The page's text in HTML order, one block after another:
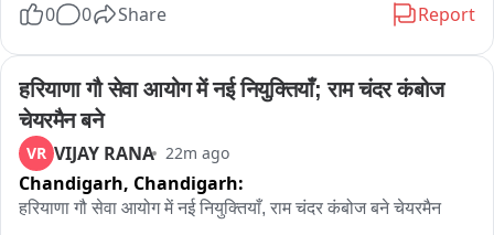
दी। शव को खेत में फेंककर हमलावर फरार हो गए। पुलिस मौके पर पहुंची
वजह और आरोपियों की पहचान को लेकर छानबीन चल रही है; माना जा रहा
है कि हत्या पुरानी रंजिश का एंगल हो सकती है। शिव कुमार तिवारी बिजली
विभाग में ठेकेदारी का काम करते थे और उनका Gorekhpur के अहिरौली
गांव में ब्रह्मभोज समारोह के दौरान हमला किया गया। प्रशासनिक अधिकारी
स्थिति पर नजर बनाए हुए हैं और स्थानीय लोगों से पूछताछ की जा रही है।
0 0 Share Report
हरियाणा गौ सेवा आयोग में नई नियुक्तियाँ; राम चंदर कंबोज
चेयरमैन बने
VR VIJAY RANA 22m ago
Chandigarh, Chandigarh:
हरियाणा गौ सेवा आयोग में नई नियुक्तियाँ, राम चंदर कंबोज बने चेयरमैन